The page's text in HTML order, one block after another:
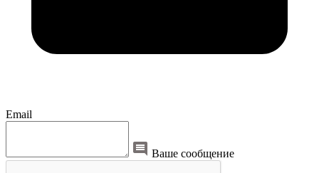
Email
Ваше сообщение